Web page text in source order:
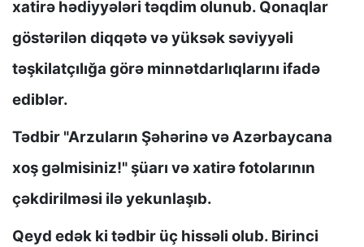
xatirə hədiyyələri təqdim olunub. Qonaqlar
göstərilən diqqətə və yüksək səviyyəli
təşkilatçılığa görə minnətdarlıqlarını ifadə
ediblər.
Tədbir "Arzuların Şəhərinə və Azərbaycana
xoş gəlmisiniz!" şüarı və xatirə fotolarının
çəkdirilməsi ilə yekunlaşıb.
Qeyd edək ki tədbir üç hissəli olub. Birinci